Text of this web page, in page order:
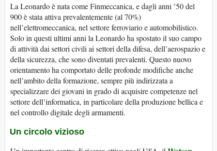
La Leonardo è nata come Finmeccanica, e dagli anni ’50 del
900 è stata attiva prevalentemente (al 70%)
nell’elettromeccanica, nel settore ferroviario e automobilistico.
Solo in questi ultimi anni la Leonardo ha spostato il suo campo
di attività dai settori civili ai settori della difesa, dell’aerospazio e
della sicurezza, che sono diventati prevalenti. Questo nuovo
orientamento ha comportato delle profonde modifiche anche
nell’ambito della formazione, sempre più indirizzata a
specializzare dei giovani in grado di acquisire competenze nel
settore dell’informatica, in particolare della produzione bellica e
nel controllo digitale degli armamenti.
Un circolo vizioso